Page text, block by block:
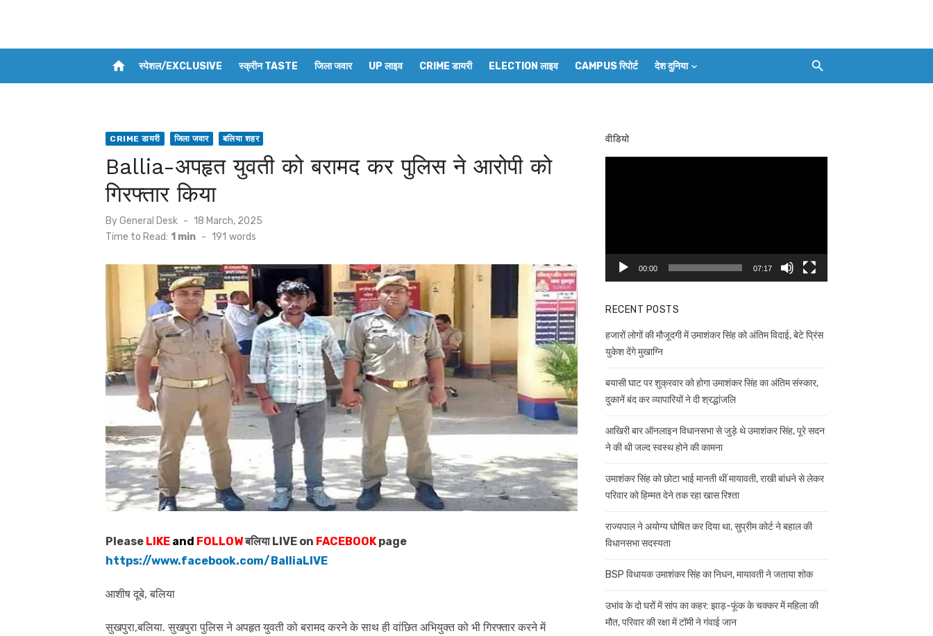
home स्पेशल/EXCLUSIVE स्क्रीन TASTE जिला जवार UP लाइव CRIME डायरी ELECTION लाइव CAMPUS रिपोर्ट देश दुनिया
CRIME डायरी जिला जवार बलिया शहर
Ballia-अपहृत युवती को बरामद कर पुलिस ने आरोपी को
गिरफ्तार किया
ByGeneral Desk
Posted
on
18 March, 2025
Time to Read: 1 min - 191 words
Please LIKE and FOLLOWबलिया LIVE on FACEBOOK page
https://www.facebook.com/BalliaLIVE
आशीष दूबे, बलिया
सुखपुरा,बलिया. सुखपुरा पुलिस ने अपहृत युवती को बरामद करने के साथ ही वांछित अभियुक्त को भी गिरफ्तार करने में
वीडियो
00:00 07:17
RECENT POSTS
हजारों लोगों की मौजूदगी में उमाशंकर सिंह को अंतिम विदाई, बेटे प्रिंस
युकेश देंगे मुखाग्नि
बयासी घाट पर शुक्रवार को होगा उमाशंकर सिंह का अंतिम संस्कार,
दुकानें बंद कर व्यापारियों ने दी श्रद्धांजलि
आखिरी बार ऑनलाइन विधानसभा से जुड़े थे उमाशंकर सिंह, पूरे सदन
ने की थी जल्द स्वस्थ होने की कामना
उमाशंकर सिंह को छोटा भाई मानती थीं मायावती, राखी बांधने से लेकर
परिवार को हिम्मत देने तक रहा खास रिश्ता
राज्यपाल ने अयोग्य घोषित कर दिया था, सुप्रीम कोर्ट ने बहाल की
विधानसभा सदस्यता
BSP विधायक उमाशंकर सिंह का निधन, मायावती ने जताया शोक
उभांव के दो घरों में सांप का कहर: झाड़-फूंक के चक्कर में महिला की
मौत, परिवार की रक्षा में टॉमी ने गंवाई जान